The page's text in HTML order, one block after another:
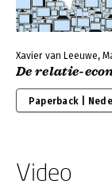
Xavier van Leeuwe,
De relatie-
Paperback |
Video